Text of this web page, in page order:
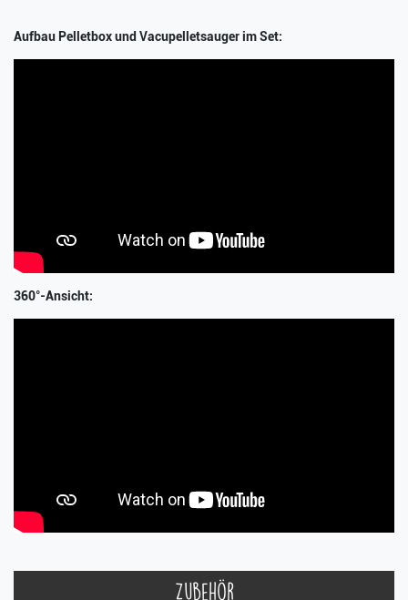
Aufbau Pelletbox und Vacupelletsauger im Set:
360°-Ansicht:
Zubehör